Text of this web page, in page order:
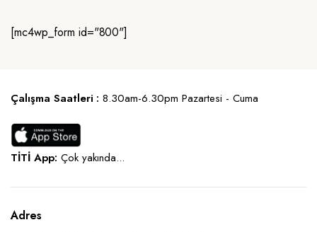
[mc4wp_form id="800"]
Çalışma Saatleri : 8.30am-6.30pm Pazartesi - Cuma
TİTİ App: Çok yakında...
Adres